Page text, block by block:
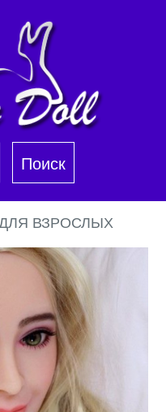
Поиск
ВЗРОСЛЫХ